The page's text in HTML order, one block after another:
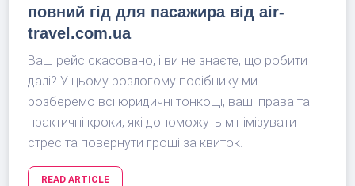
повний гід для пасажира від air-
travel.com.ua
Ваш рейс скасовано, і ви не знаєте, що робити
далі? У цьому розлогому посібнику ми
розберемо всі юридичні тонкощі, ваші права та
практичні кроки, які допоможуть мінімізувати
стрес та повернути гроші за квиток.
READ ARTICLE